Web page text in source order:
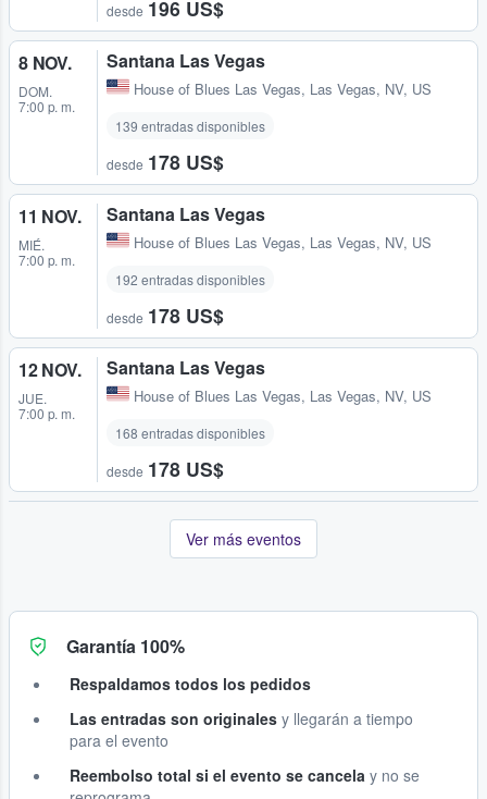
desde 196 US$
8 NOV.
DOM.
7:00 p. m.
Santana Las Vegas
House of Blues Las Vegas, Las Vegas, NV, US
139 entradas disponibles
desde 178 US$
11 NOV.
MIÉ.
7:00 p. m.
Santana Las Vegas
House of Blues Las Vegas, Las Vegas, NV, US
192 entradas disponibles
desde 178 US$
12 NOV.
JUE.
7:00 p. m.
Santana Las Vegas
House of Blues Las Vegas, Las Vegas, NV, US
168 entradas disponibles
desde 178 US$
Ver más eventos
Garantía 100%
Respaldamos todos los pedidos
Las entradas son originales y llegarán a tiempo
para el evento
Reembolso total si el evento se cancela y no se